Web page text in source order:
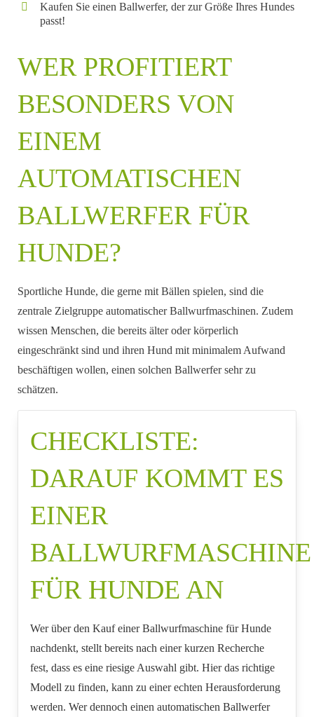
Kaufen Sie einen Ballwerfer, der zur Größe Ihres Hundes
passt!
WER PROFITIERT
BESONDERS VON
EINEM
AUTOMATISCHEN
BALLWERFER FÜR
HUNDE?
Sportliche Hunde, die gerne mit Bällen spielen, sind die
zentrale Zielgruppe automatischer Ballwurfmaschinen. Zudem
wissen Menschen, die bereits älter oder körperlich
eingeschränkt sind und ihren Hund mit minimalem Aufwand
beschäftigen wollen, einen solchen Ballwerfer sehr zu
schätzen.
CHECKLISTE:
DARAUF KOMMT ES
EINER
BALLWURFMASCHINE
FÜR HUNDE AN
Wer über den Kauf einer Ballwurfmaschine für Hunde
nachdenkt, stellt bereits nach einer kurzen Recherche
fest, dass es eine riesige Auswahl gibt. Hier das richtige
Modell zu finden, kann zu einer echten Herausforderung
werden. Wer dennoch einen automatischen Ballwerfer